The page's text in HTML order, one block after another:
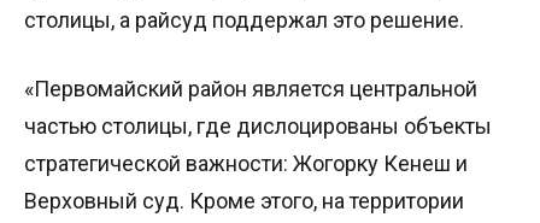
столицы, а райсуд поддержал это решение.
«Первомайский район является центральной
частью столицы, где дислоцированы объекты
стратегической важности: Жогорку Кенеш и
Верховный суд. Кроме этого, на территории